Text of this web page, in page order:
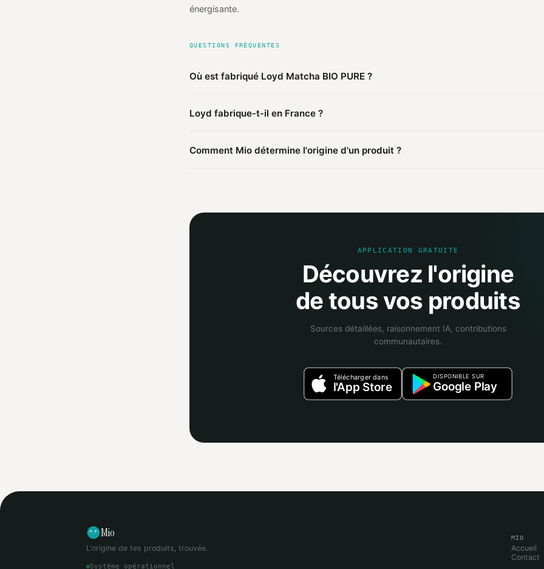
énergisante.
QUESTIONS FRÉQUENTES
Où est fabriqué Loyd Matcha BIO PURE ?
Pologne(vérifié). Cette information est basée sur 2 sources publiques.
Loyd fabrique-t-il en France ?
ailleurs.
Comment Mio détermine l'origine d'un produit ?
APPLICATION GRATUITE
Découvrez l'origine
de tous vos produits
Sources détaillées, raisonnement IA, contributions
communautaires.
Télécharger dans
l'App Store
DISPONIBLE SUR
Google Play
Mio
L'origine de tes produits, trouvée.
Système opérationnel
MIO
Accueil
Contact